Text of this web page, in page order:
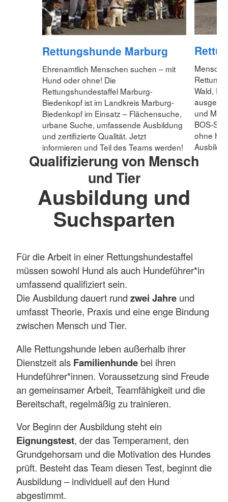
Rettungshunde Marburg
Ehrenamtlich Menschen suchen – mit
Hund oder ohne! Die
Rettungshundestaffel Marburg-
Biedenkopf ist im Landkreis Marburg-
Biedenkopf im Einsatz – Flächensuche,
urbane Suche, umfassende Ausbildung
und zertifizierte Qualität. Jetzt
informieren und Teil des Teams werden!
Wald,
und
BOS-
ohne
Qualifizierung von Mensch
und Tier
Ausbildung und
Suchsparten
Für die Arbeit in einer Rettungshundestaffel
müssen sowohl Hund als auch Hundeführer*in
umfassend qualifiziert sein.
Die Ausbildung dauert rund zwei Jahre und
umfasst Theorie, Praxis und eine enge Bindung
zwischen Mensch und Tier.
Alle Rettungshunde leben außerhalb ihrer
Dienstzeit als Familienhunde bei ihren
Hundeführer*innen. Voraussetzung sind Freude
an gemeinsamer Arbeit, Teamfähigkeit und die
Bereitschaft, regelmäßig zu trainieren.
Vor Beginn der Ausbildung steht ein
Eignungstest, der das Temperament, den
Grundgehorsam und die Motivation des Hundes
prüft. Besteht das Team diesen Test, beginnt die
Ausbildung – individuell auf den Hund
abgestimmt.